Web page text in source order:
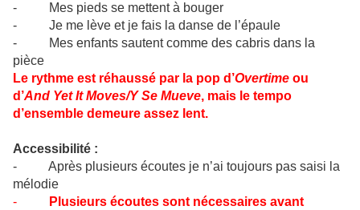
- Mes pieds se mettent à bouger
- Je me lève et je fais la danse de l’épaule
- Mes enfants sautent comme des cabris dans la
pièce
Le rythme est réhaussé par la pop d’Overtime ou
d’And Yet It Moves/Y Se Mueve, mais le tempo
d’ensemble demeure assez lent.
Accessibilité :
- Après plusieurs écoutes je n’ai toujours pas saisi la
mélodie
-
Plusieurs écoutes sont nécessaires avant